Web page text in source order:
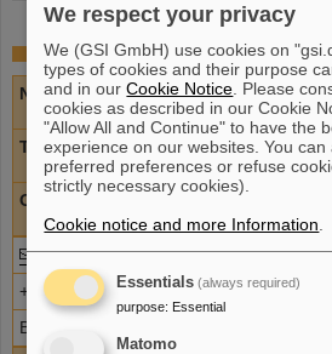
Mitarbeitende
Name
Telefon
Ort
Eva Knor
+49-6159-71-1345
BK1 2.012
We respect your privacy
We (GSI GmbH) use cookies on
types of cookies and their purpose
and in ourCookie Notice . Please
cookies as described in our Cookie
"Allow All and Continue" to have the
experience on our websites. You can
preferred preferences or refuse
strictly necessary cookies).
Cookie notice and more Information
Essentials (always required)
purpose: Essential
Matomo